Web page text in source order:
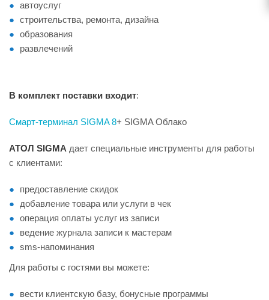
автоуслуг
строительства, ремонта, дизайна
образования
развлечений
В комплект поставки входит:
Смарт-терминал SIGMA 8+ SIGMA Облако
АТОЛ SIGMA дает специальные инструменты для работы
с клиентами:
предоставление скидок
добавление товара или услуги в чек
операция оплаты услуг из записи
ведение журнала записи к мастерам
sms-напоминания
Для работы с гостями вы можете:
вести клиентскую базу, бонусные программы